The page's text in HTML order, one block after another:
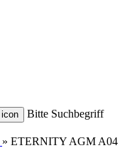
Bitte Suchbegriff
» ETERNITY AGM A04